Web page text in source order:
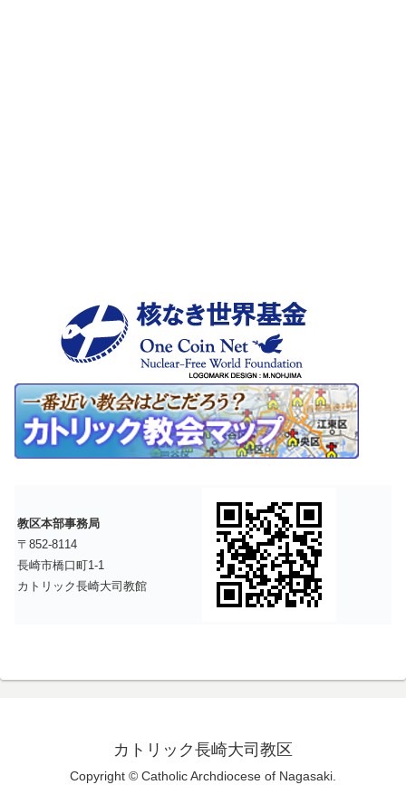
教区本部事務局
〒852-8114
長崎市橋口町1-1
カトリック長崎大司教館
カトリック長崎大司教区
Copyright © Catholic Archdiocese of Nagasaki.